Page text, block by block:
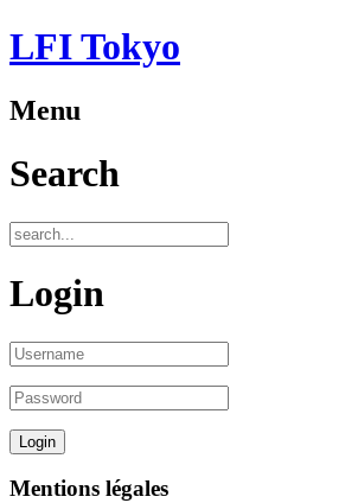
LFI Tokyo
Menu
Search
Login
Mentions légales